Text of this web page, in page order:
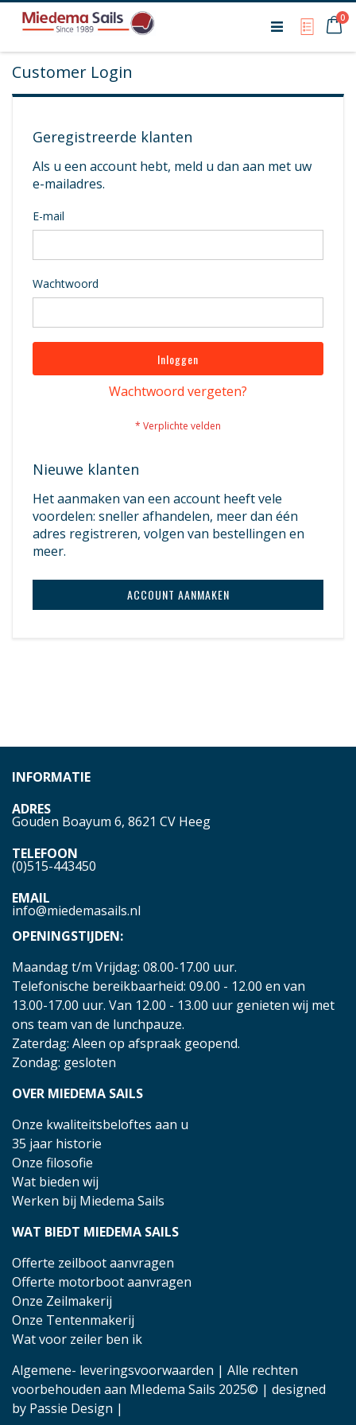
My0
Customer Login
Geregistreerde klanten
Als u een account hebt, meld u dan aan met uw
e-mailadres.
E-mail
Wachtwoord
Inloggen
Wachtwoord vergeten?
Nieuwe klanten
Het aanmaken van een account heeft vele
voordelen: sneller afhandelen, meer dan één
adres registreren, volgen van bestellingen en
meer.
ACCOUNT AANMAKEN
INFORMATIE
ADRES
Gouden Boayum 6, 8621 CV Heeg
TELEFOON
(0)515-443450
EMAIL
info@miedemasails.nl
OPENINGSTIJDEN:
Maandag t/m Vrijdag: 08.00-17.00 uur.
Telefonische bereikbaarheid: 09.00 - 12.00 en van
13.00-17.00 uur. Van 12.00 - 13.00 uur genieten wij met
ons team van de lunchpauze.
Zaterdag: Aleen op afspraak geopend.
Zondag: gesloten
OVER MIEDEMA SAILS
Onze kwaliteitsbeloftes aan u
35 jaar historie
Onze filosofie
Wat bieden wij
Werken bij Miedema Sails
WAT BIEDT MIEDEMA SAILS
Offerte zeilboot aanvragen
Offerte motorboot aanvragen
Onze Zeilmakerij
Onze Tentenmakerij
Wat voor zeiler ben ik
Algemene- leveringsvoorwaarden | Alle rechten
voorbehouden aan MIedema Sails 2025© | designed
by Passie Design |